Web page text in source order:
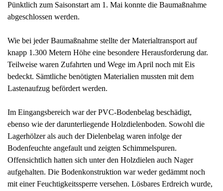
Pünktlich zum Saisonstart am 1. Mai konnte die Baumaßnahme
abgeschlossen werden.
Wie bei jeder Baumaßnahme stellte der Materialtransport auf
knapp 1.300 Metern Höhe eine besondere Herausforderung dar.
Teilweise waren Zufahrten und Wege im April noch mit Eis
bedeckt. Sämtliche benötigten Materialien mussten mit dem
Lastenaufzug befördert werden.
Im Eingangsbereich war der PVC-Bodenbelag beschädigt,
ebenso wie der darunterliegende Holzdielenboden. Sowohl die
Lagerhölzer als auch der Dielenbelag waren infolge der
Bodenfeuchte angefault und zeigten Schimmelspuren.
Offensichtlich hatten sich unter den Holzdielen auch Nager
aufgehalten. Die Bodenkonstruktion war weder gedämmt noch
mit einer Feuchtigkeitssperre versehen. Lösbares Erdreich wurde,